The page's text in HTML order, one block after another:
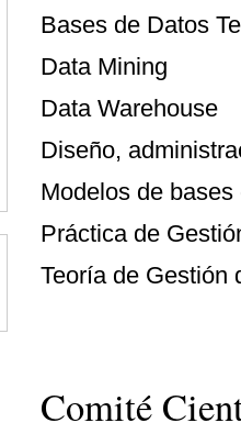
Bases de Datos
Data Mining
Data Warehouse
Diseño,
Modelos de bases
Práctica de
Teoría de Gestión
Comité